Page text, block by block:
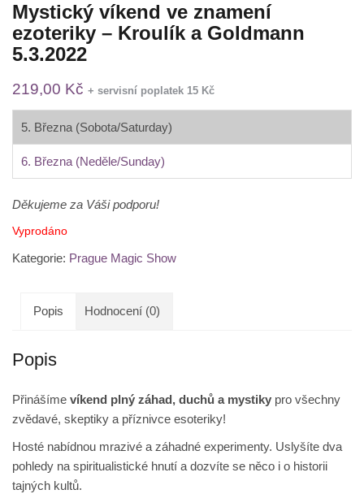
Mystický víkend ve znamení
ezoteriky – Kroulík a Goldmann
5.3.2022
219,00 Kč + servisní poplatek 15 Kč
5. Března (Sobota/Saturday)
6. Března (Neděle/Sunday)
Děkujeme za Váši podporu!
Vyprodáno
Kategorie: Prague Magic Show
Popis Hodnocení (0)
Popis
Přinášíme víkend plný záhad, duchů a mystiky pro všechny
zvědavé, skeptiky a příznivce esoteriky!
Hosté nabídnou mrazivé a záhadné experimenty. Uslyšíte dva
pohledy na spiritualistické hnutí a dozvíte se něco i o historii
tajných kultů.